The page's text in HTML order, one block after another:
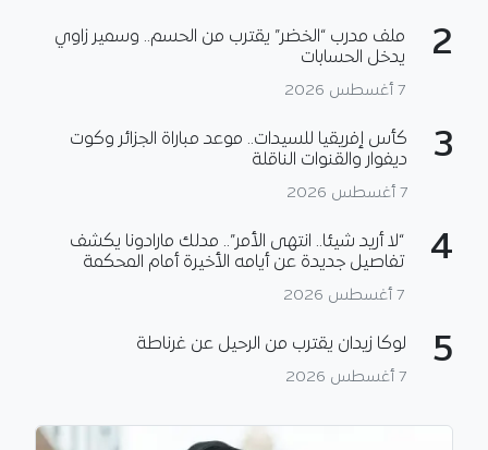
2
ملف مدرب “الخضر” يقترب من الحسم.. وسمير زاوي
يدخل الحسابات
7 أغسطس 2026
3
كأس إفريقيا للسيدات.. موعد مباراة الجزائر وكوت
ديفوار والقنوات الناقلة
7 أغسطس 2026
4
“لا أريد شيئا.. انتهى الأمر”.. مدلك مارادونا يكشف
تفاصيل جديدة عن أيامه الأخيرة أمام المحكمة
7 أغسطس 2026
5 لوكا زيدان يقترب من الرحيل عن غرناطة
7 أغسطس 2026